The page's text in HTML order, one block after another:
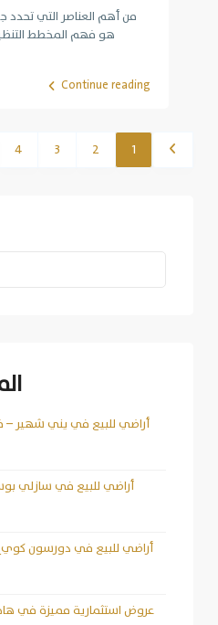
من أهم العناصر التي
هو فهم المخطط
Continue reading
1
2
3
4
أراضي للبيع في يني شهير –
أراضي للبيع في سازلي
أراضي للبيع في دورسون
عروض استثمارية مميزة في